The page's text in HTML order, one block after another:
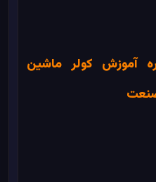
آموزش کولر ماشین